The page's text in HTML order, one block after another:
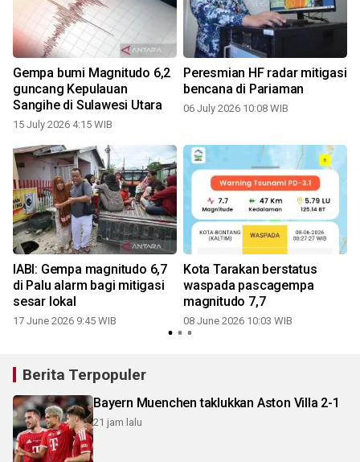
Gempa bumi Magnitudo 6,2
guncang Kepulauan
Sangihe di Sulawesi Utara
15 July 2026 4:15 WIB
Peresmian HF radar mitigasi
bencana di Pariaman
06 July 2026 10:08 WIB
IABI: Gempa magnitudo 6,7
di Palu alarm bagi mitigasi
sesar lokal
17 June 2026 9:45 WIB
Kota Tarakan berstatus
waspada pascagempa
magnitudo 7,7
08 June 2026 10:03 WIB
Berita Terpopuler
Bayern Muenchen taklukkan Aston Villa 2-1
21 jam lalu